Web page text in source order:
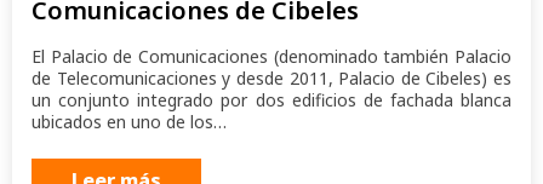
Comunicaciones de Cibeles
El Palacio de Comunicaciones (denominado también Palacio
de Telecomunicaciones y desde 2011, Palacio de Cibeles) es
un conjunto integrado por dos edificios de fachada blanca
ubicados en uno de los…